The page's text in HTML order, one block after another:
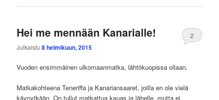
Hei me mennään Kanarialle!
Julkaistu8 helmikuun, 2015
2
Vuoden ensimmäinen ulkomaanmatka, lähtökuopissa ollaan.
Matkakohteena Teneriffa ja Kanariansaaret, joilla en ole vielä
käynytkään. On tullut matkattua kauas ja lähelle, mutta ei